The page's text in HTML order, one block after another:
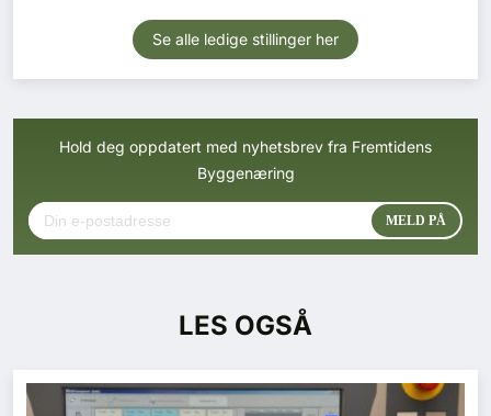
Se alle ledige stillinger her
Hold deg oppdatert med nyhetsbrev fra Fremtidens
Byggenæring
LES OGSÅ